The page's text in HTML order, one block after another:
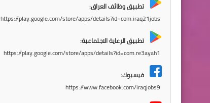
تطبيق وظائف العراق:
https://play.google.com/store/apps/details?id=com.iraq21jobs
تطبيق الرعاية الاجتماعية:
https://play.google.com/store/apps/details?id=com.re3ayah1
فيسبوك:
https://www.facebook.com/iraqjobs9